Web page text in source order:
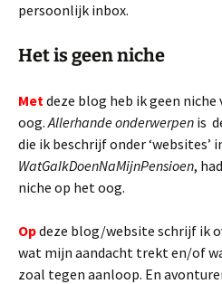
persoonlijk inbox.
Het is geen niche
Metdeze blog heb ik geen
oog.Allerhande onderwerpen is
die ik beschrijf onder ‘websites’
WatGaIkDoenNaMijnPensioen,
niche op het oog.
Opdeze blog/website schrijf ik
wat mijn aandacht trekt en/of
zoal tegen aanloop. En